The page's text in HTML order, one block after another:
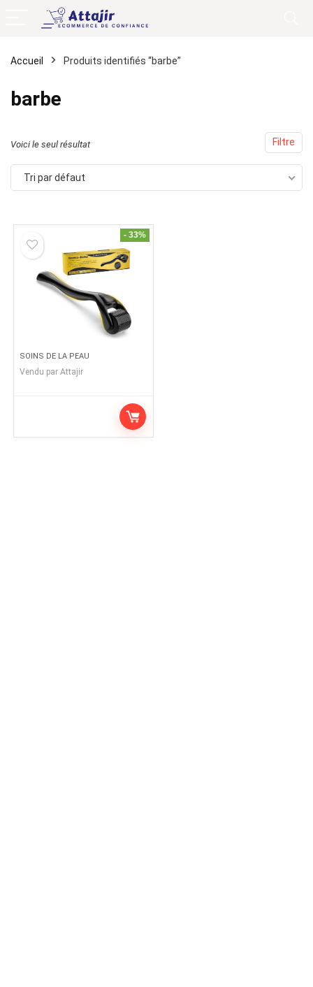
Accueil Produits identifiés “barbe”
barbe
Filtre
Voici le seul résultat
Tri par défaut
- 33%
SOINS DE LA PEAU
Vendu par Attajir